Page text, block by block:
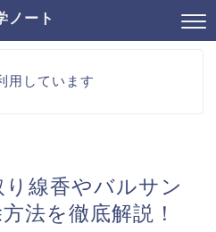
ノート
用しています
線香やバルサン
法を徹底解説！